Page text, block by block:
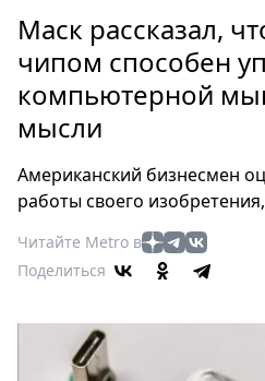
Россия
Мир
Здоровье
Мода
Театр
Кино
Афиша
Выставки
Пресс-
Маск рассказал,
чипом способен
компьютерной
мысли
Американский бизнесмен
работы своего
Читайте Metro в
Поделиться